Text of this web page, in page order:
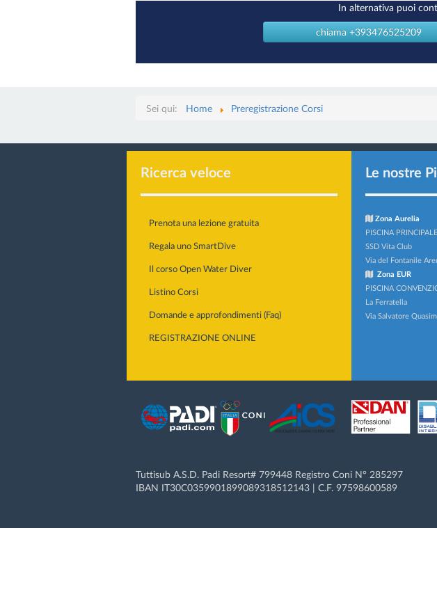
In alternativa puoi
chiama +393476525209
Sei qui: Home Preregistrazione Corsi
Ricerca veloce
Prenota una lezione gratuita
Regala uno SmartDive
Il corso Open Water Diver
Listino Corsi
Domande e approfondimenti (Faq)
REGISTRAZIONE ONLINE
Le nostre
Zona Aurelia
PISCINA PRINCIPALE
SSD Vita Club
Via del Fontanile
Zona EUR
PISCINA
La Ferratella
Via Salvatore
Tuttisub A.S.D. Padi Resort# 799448 Registro Coni N° 285297
IBAN IT30C0359901899089318512143 | C.F. 97598600589